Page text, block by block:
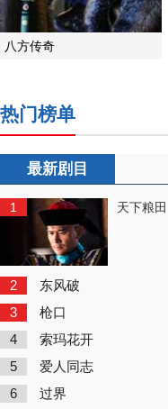
八方传奇
热门榜单
最新剧目
1 天下粮田
2 东风破
3 枪口
4 索玛花开
5 爱人同志
6 过界